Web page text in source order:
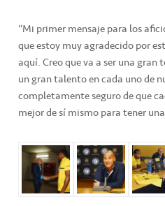
“Mi primer mensaje para los
que estoy muy agradecido por
aquí. Creo que va a ser una
un gran talento en cada uno de
completamente seguro de que
mejor de sí mismo para tener